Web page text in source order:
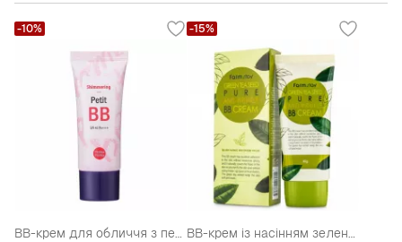
BB-крем для обличчя з перловою пудрою
-10%
ВВ-крем із насінням зеленого чаю
-15%